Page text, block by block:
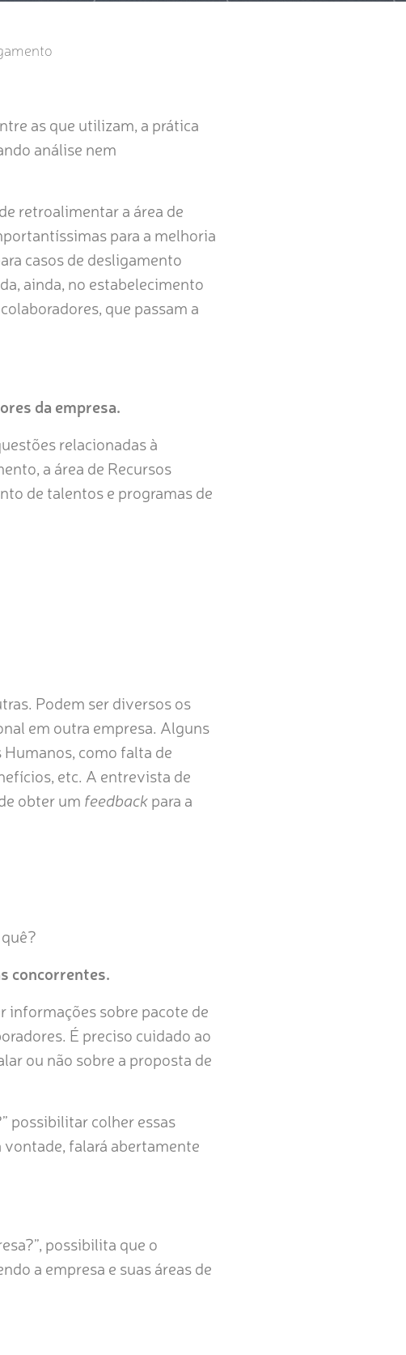
as que utilizam, a prática
análise nem
retroalimentar a área de
para a melhoria
casos de desligamento
ainda, no estabelecimento
que passam a
da empresa.
relacionadas à
a área de Recursos
de talentos e programas de
Podem ser diversos os
em outra empresa. Alguns
como falta de
etc. A entrevista de
obter um feedbackpara a
concorrentes.
informações sobre pacote de
É preciso cuidado ao
ou não sobre a proposta de
possibilitar colher essas
falará abertamente
possibilita que o
a empresa e suas áreas de